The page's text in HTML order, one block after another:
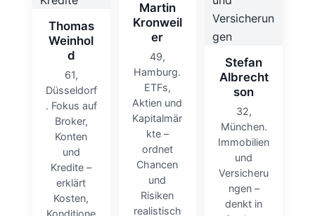
Thomas
Weinhol
d
61,
Düsseldorf
. Fokus auf
Broker,
Konten
und
Kredite –
erklärt
Kosten,
Konditione
Martin
Kronweil
er
49,
Hamburg.
ETFs,
Aktien und
Kapitalmär
kte –
ordnet
Chancen
und
Risiken
realistisch
Stefan
Albrecht
son
32,
München.
Immobilien
und
Versicheru
ngen –
denkt in